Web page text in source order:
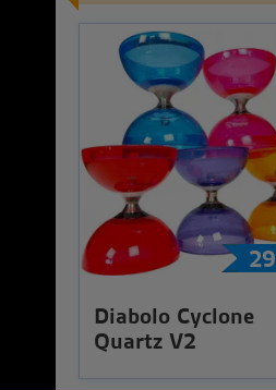
29
Diabolo Cyclone
Quartz V2